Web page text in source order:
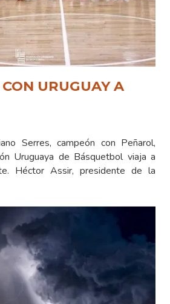
CON URUGUAY A
Serres, campeón con Peñarol,
Uruguaya de Básquetbol viaja a
Héctor Assir, presidente de la